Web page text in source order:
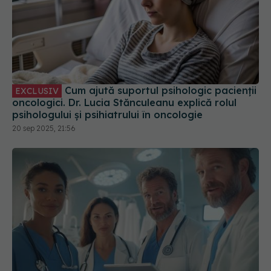
EXCLUSIV
oncologici. Dr. Lucia Stănculeanu explică rolul
psihologului și psihiatrului în oncologie
20 sep 2025, 21:56